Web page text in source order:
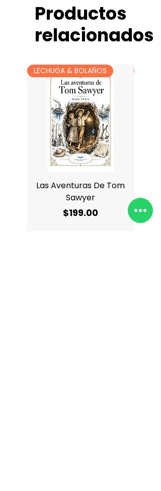
Tema: Literatura y ensayo
Formato:
A�o de publicaci�n: 2015
Productos
relacionados
LECHUGA & BOLAÑOS
Las Aventuras De Tom
Sawyer
Precio
$199.00